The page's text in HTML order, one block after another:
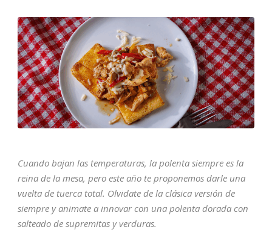
Cuando bajan las temperaturas, la polenta siempre es la
reina de la mesa, pero este año te proponemos darle una
vuelta de tuerca total. Olvidate de la clásica versión de
siempre y animate a innovar con una polenta dorada con
salteado de supremitas y verduras.